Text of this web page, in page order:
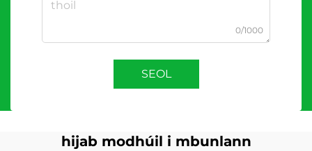
0/1000
SEOL
hijab modhúil i mbunlann